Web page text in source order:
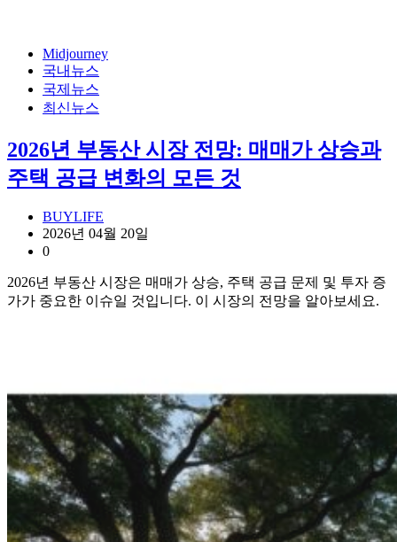
Midjourney
국내뉴스
국제뉴스
최신뉴스
2026년 부동산 시장 전망: 매매가 상승과
주택 공급 변화의 모든 것
BUYLIFE
2026년 04월 20일
0
2026년 부동산 시장은 매매가 상승, 주택 공급 문제 및 투자 증
가가 중요한 이슈일 것입니다. 이 시장의 전망을 알아보세요.